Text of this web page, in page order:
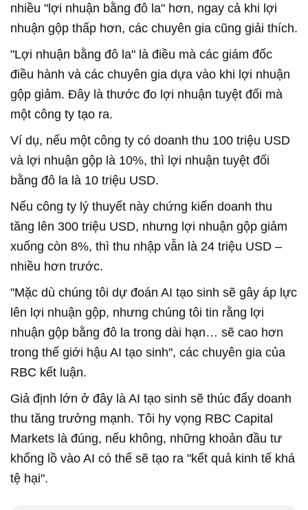
nhiều "lợi nhuận bằng đô la" hơn, ngay cả khi lợi
nhuận gộp thấp hơn, các chuyên gia cũng giải thích.
"Lợi nhuận bằng đô la" là điều mà các giám đốc
điều hành và các chuyên gia dựa vào khi lợi nhuận
gộp giảm. Đây là thước đo lợi nhuận tuyệt đối mà
một công ty tạo ra.
Ví dụ, nếu một công ty có doanh thu 100 triệu USD
và lợi nhuận gộp là 10%, thì lợi nhuận tuyệt đối
bằng đô la là 10 triệu USD.
Nếu công ty lý thuyết này chứng kiến doanh thu
tăng lên 300 triệu USD, nhưng lợi nhuận gộp giảm
xuống còn 8%, thì thu nhập vẫn là 24 triệu USD –
nhiều hơn trước.
"Mặc dù chúng tôi dự đoán AI tạo sinh sẽ gây áp lực
lên lợi nhuận gộp, nhưng chúng tôi tin rằng lợi
nhuận gộp bằng đô la trong dài hạn… sẽ cao hơn
trong thế giới hậu AI tạo sinh", các chuyên gia của
RBC kết luận.
Giả định lớn ở đây là AI tạo sinh sẽ thúc đẩy doanh
thu tăng trưởng mạnh. Tôi hy vọng RBC Capital
Markets là đúng, nếu không, những khoản đầu tư
khổng lồ vào AI có thể sẽ tạo ra "kết quả kinh tế khá
tệ hại".